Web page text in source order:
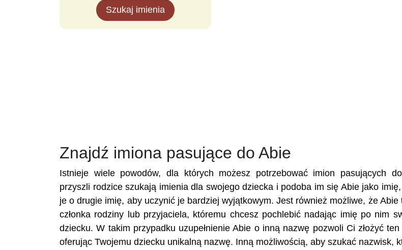
Szukaj imienia
Znajdź imiona pasujące do Abie
Istnieje wiele powodów, dla których możesz potrzebować imion pasujących
przyszli rodzice szukają imienia dla swojego dziecka i podoba im się Abie jako imię,
je o drugie imię, aby uczynić je bardziej wyjątkowym. Jest również możliwe, że Abie
członka rodziny lub przyjaciela, któremu chcesz pochlebić nadając imię po nim
dziecku. W takim przypadku uzupełnienie Abie o inną nazwę pozwoli Ci złożyć ten
oferując Twojemu dziecku unikalną nazwę. Inną możliwością, aby szukać nazwisk,